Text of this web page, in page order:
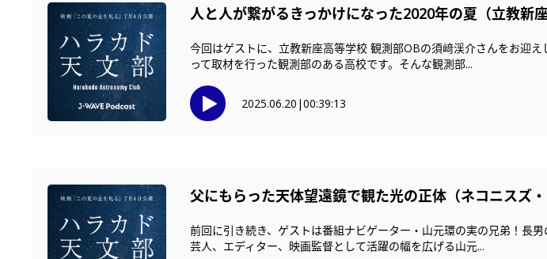
人と人が繋がるきっかけになった2020年の夏（立教新
今回はゲストに、立教新座高等学校 観測部OBの須﨑渓介さんをお迎
って取材を行った観測部のある高校です。そんな観測部...
2025.06.20 |00:39:13
父にもらった天体望遠鏡で観た光の正体（ネコニスズ
前回に引き続き、ゲストは番組ナビゲーター・山元環の実の兄弟！長
芸人、エディター、映画監督として活躍の幅を広げる山元...